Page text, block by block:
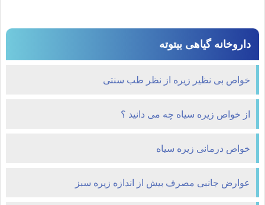
داروخانه گیاهی بیتوته
خواص بی نظیر زیره از نظر طب سنتی
از خواص زیره سیاه چه می دانید ؟
خواص درمانی زيره سياه
عوارض جانبی مصرف بیش از اندازه زیره سبز